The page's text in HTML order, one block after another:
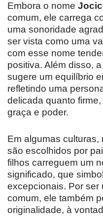
Embora o nome
comum, ele carrega
uma sonoridade
ser vista como uma
com esse nome
positiva. Além disso,
sugere um equilíbrio
refletindo uma
delicada quanto
graça e poder.
Em algumas culturas,
são escolhidos por
filhos carreguem um
significado, que
excepcionais. Por ser
comum, ele também
originalidade, à